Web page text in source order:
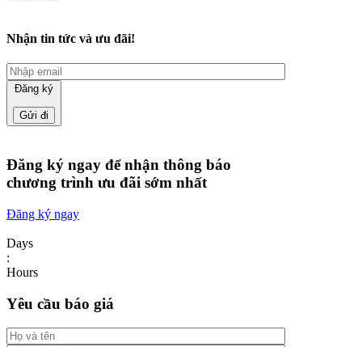
Nhận tin tức và ưu đãi!
Đăng ký
Đăng ký ngay để nhận thông báo
chương trình ưu đãi sớm nhất
Đăng ký ngay
Days
:
Hours
Yêu cầu báo giá